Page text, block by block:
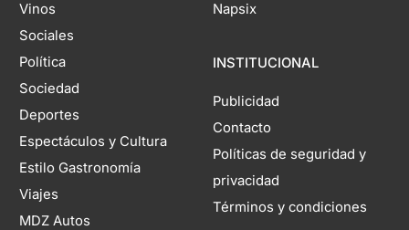
Vinos
Sociales
Política
Sociedad
Deportes
Espectáculos y Cultura
Estilo Gastronomía
Viajes
MDZ Autos
Napsix
INSTITUCIONAL
Publicidad
Contacto
Políticas de seguridad y
privacidad
Términos y condiciones